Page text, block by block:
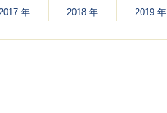
年 2018 年 2019 年